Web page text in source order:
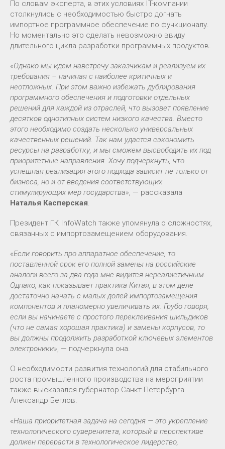
По словам эксперта, в этих условиях IT-компании
столкнулись с необходимостью быстро догнать
импортное программное обеспечение по функционалу.
Но моментально это сделать невозможно ввиду
длительного цикла разработки программных продуктов.
«Однако мы идем навстречу заказчикам и реализуем их
требования – начиная с наиболее критичных и
неотложных. При этом важно избежать дублирования
программного обеспечения и подготовки отдельных
решений для каждой из отраслей, что вызовет появление
десятков однотипных систем низкого качества. Вместо
этого необходимо создать несколько универсальных
качественных решений. Так нам удастся сэкономить
ресурсы на разработку, и мы сможем высвободить их под
приоритетные направления. Хочу подчеркнуть, что
успешная реализация этого подхода зависит не только от
бизнеса, но и от введения соответствующих
стимулирующих мер государства», — рассказала
Наталья Касперская.
Президент ГК InfoWatch также упомянула о сложностях,
связанных с импортозамещением оборудования.
«Если говорить про аппаратное обеспечение, то
поставленной срок его полной замены на российские
аналоги всего за два года мне видится нереалистичным.
Однако, как показывает практика Китая, в этом деле
достаточно начать с малых долей импортозамещения
компонентов и планомерно увеличивать их. Грубо говоря,
если вы начинаете с простого переклеивания шильдиков
(что не самая хорошая практика) и замены корпусов, то
вы должны продолжить разработкой ключевых элементов
электроники», — подчеркнула она.
О необходимости развития технологий для стабильного
роста промышленного производства на мероприятии
также высказался губернатор Санкт-Петербурга
Александр Беглов.
«Наша приоритетная задача на сегодня — это укрепление
технологического суверенитета, который в перспективе
должен перерасти в технологическое лидерство,